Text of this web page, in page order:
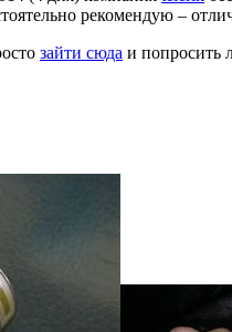
рекомендую –
зайти сюда и попросить